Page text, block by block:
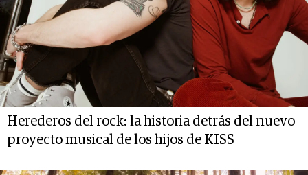
Herederos del rock: la historia detrás del nuevo
proyecto musical de los hijos de KISS